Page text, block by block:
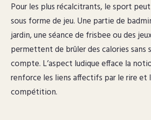
Pour les plus récalcitrants, le sport
sous forme de jeu. Une partie de
jardin, une séance de frisbee ou des
permettent de brûler des calories sans
compte. L’aspect ludique efface la
renforce les liens affectifs par le rire et
compétition.